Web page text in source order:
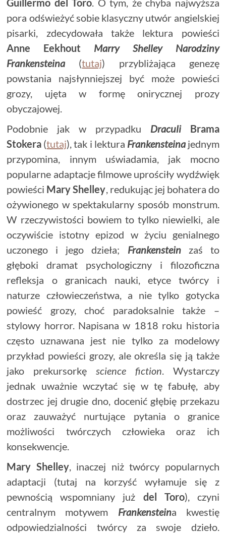
pora odświeżyć sobie klasyczny utwór angielskiej
pisarki, zdecydowała także lektura powieści
Anne Eekhout
Marry Shelley Narodziny
Frankensteina (tutaj) przybliżająca genezę
powstania najsłynniejszej być może powieści
grozy, ujęta w formę onirycznej prozy
obyczajowej.
Podobnie jak w przypadku Draculi
Brama
Stokera (tutaj), tak i lektura Frankensteinajednym
przypomina, innym uświadamia, jak mocno
popularne adaptacje filmowe uprościły wydźwięk
powieści Mary Shelley , redukując jej bohatera do
ożywionego w spektakularny sposób monstrum.
W rzeczywistości bowiem to tylko niewielki, ale
oczywiście istotny epizod w życiu genialnego
uczonego i jego dzieła; Frankensteinzaś to
głęboki dramat psychologiczny i filozoficzna
refleksja o granicach nauki, etyce twórcy i
naturze człowieczeństwa, a nie tylko gotycka
powieść grozy, choć paradoksalnie także –
stylowy horror. Napisana w 1818 roku historia
często uznawana jest nie tylko za modelowy
przykład powieści grozy, ale określa się ją także
jako prekursorkę science fiction . Wystarczy
jednak uważnie wczytać się w tę fabułę, aby
dostrzec jej drugie dno, docenić głębię przekazu
oraz zauważyć nurtujące pytania o granice
możliwości twórczych człowieka oraz ich
konsekwencje.
Mary Shelley, inaczej niż twórcy popularnych
adaptacji (tutaj na korzyść wyłamuje się z
pewnością wspomniany już del Toro), czyni
centralnym motywem Frankensteina kwestię
odpowiedzialności twórcy za swoje dzieło.